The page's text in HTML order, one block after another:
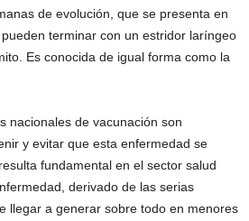
de evolución, que se presenta en
terminar con un estridor laríngeo
Es conocida de igual forma como la
nacionales de vacunación son
y evitar que esta enfermedad se
fundamental en el sector salud
derivado de las serias
llegar a generar sobre todo en menores